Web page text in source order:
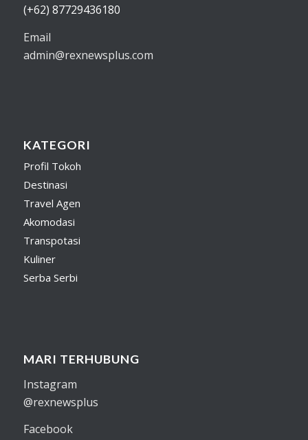
(+62) 87729436180
Email
admin@rexnewsplus.com
KATEGORI
Profil Tokoh
Destinasi
Travel Agen
Akomodasi
Transpotasi
Kuliner
Serba Serbi
MARI TERHUBUNG
Instagram
@rexnewsplus
Facebook